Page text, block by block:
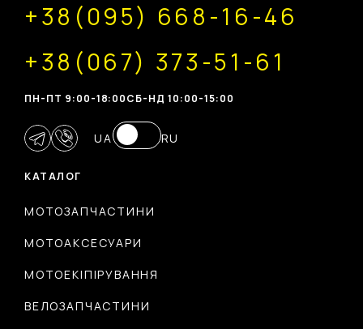
КАТАЛОГ
МОТОЗАПЧАСТИНИ
МОТОАКСЕСУАРИ
МОТОЕКІПІРУВАННЯ
ВЕЛОЗАПЧАСТИНИ
+38(095) 668-16-46
+38(067) 373-51-61
ПН-ПТ 9:00-18:00CБ-НД 10:00-15:00
UA RU